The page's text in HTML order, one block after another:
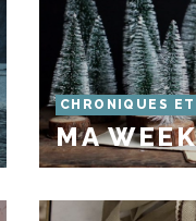
CHRONIQUES
MA